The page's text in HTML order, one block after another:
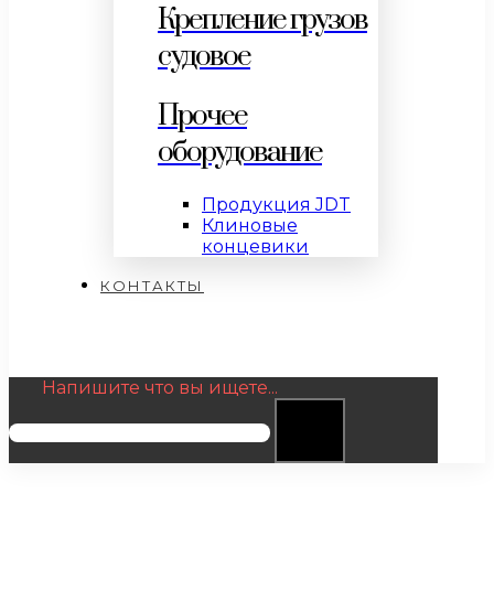
Крепление грузов
судовое
Прочее
оборудование
Продукция JDT
Клиновые
концевики
КОНТАКТЫ
Напишите что вы ищете...